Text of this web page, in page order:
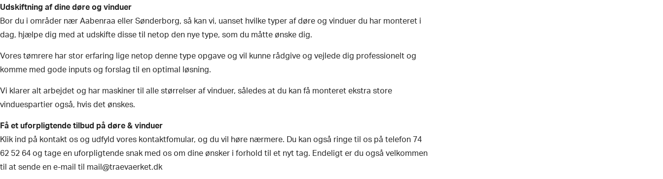
Udskiftning af dine døre og vinduer
Bor du i områder nær Aabenraa eller Sønderborg, så kan vi, uanset hvilke typer af døre og vinduer du har monteret i
dag, hjælpe dig med at udskifte disse til netop den nye type, som du måtte ønske dig.
​Vores tømrere har stor erfaring lige netop denne type opgave og vil kunne rådgive og vejlede dig professionelt og
komme med gode inputs og forslag til en optimal løsning.
​Vi klarer alt arbejdet og har maskiner til alle størrelser af vinduer, således at du kan få monteret ekstra store
vinduespartier også, hvis det ønskes.
​Få et uforpligtende tilbud på døre & vinduer
Klik ind på kontakt os og udfyld vores kontaktfomular, og du vil høre nærmere. Du kan også ringe til os på telefon 74
62 52 64 og tage en uforpligtende snak med os om dine ønsker i forhold til et nyt tag. Endeligt er du også velkommen
til at sende en e-mail til mail@traevaerket.dk